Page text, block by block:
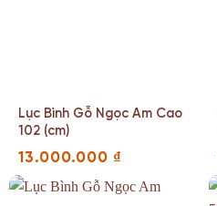
Lục Bình Gỗ Ngọc Am Cao
102 (cm)
13.000.000 ₫